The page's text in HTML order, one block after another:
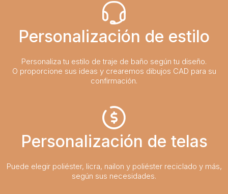
Personalización de estilo
Personaliza tu estilo de traje de baño según tu diseño.
O proporcione sus ideas y crearemos dibujos CAD para su
confirmación.
Personalización de telas
Puede elegir poliéster, licra, nailon y poliéster reciclado y más,
según sus necesidades.